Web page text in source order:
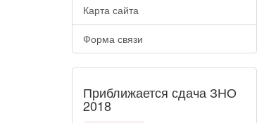
Карта сайта
Форма связи
Приближается сдача ЗНО
2018